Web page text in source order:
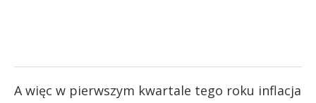
A więc w pierwszym kwartale tego roku inflacja